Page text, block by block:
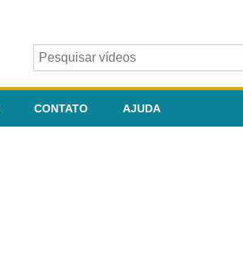
CONTATO AJUDA